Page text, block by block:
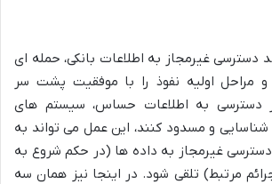
دسترسی غیرمجاز به اطلاعات بانکی، حمله ای
و مراحل اولیه نفوذ را با موفقیت پشت سر
دسترسی به اطلاعات حساس، سیستم های
شناسایی و مسدود کنند، این عمل می تواند به
غیرمجاز به داده ها (در حکم شروع به
مرتبط) تلقی شود. در اینجا نیز همان سه